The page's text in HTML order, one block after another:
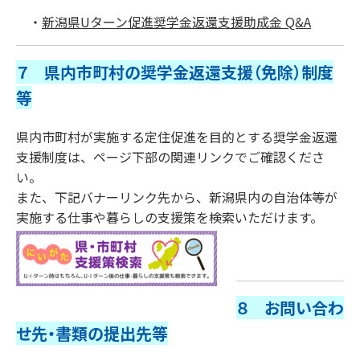
・ 新潟県Uターン促進奨学金返還支援助成金 Q&A
７ 県内市町村の奨学金返還支援（免除）制度
等
県内市町村が実施する定住促進を目的とする奨学金返還
支援制度は、ページ下部の関連リンクでご確認くださ
い。
また、下記バナーリンク先から、新潟県内の自治体等が
実施する仕事や暮らしの支援策を検索いただけます。
８ お問い合わ
せ先・書類の提出先等